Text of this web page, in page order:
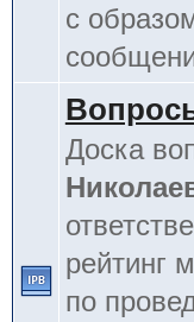
с
Доска
рейтинг
по